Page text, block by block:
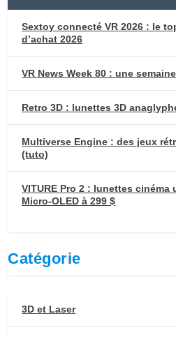
Sextoy connecté VR 2026 : le
d’achat 2026
VR News Week 80 : une
Retro 3D : lunettes 3D
Multiverse Engine : des jeux
(tuto)
VITURE Pro 2 : lunettes
Micro-OLED à 299 $
Catégorie
3D et Laser